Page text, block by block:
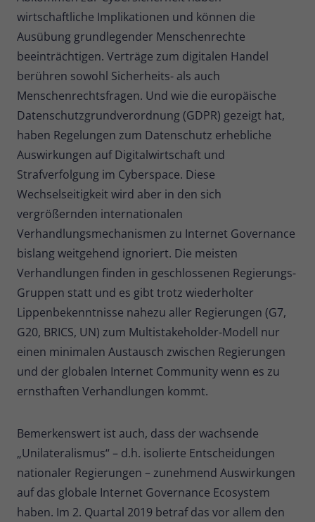
wirtschaftliche Implikationen und können die
Ausübung grundlegender Menschenrechte
beeinträchtigen. Verträge zum digitalen Handel
berühren sowohl Sicherheits- als auch
Menschenrechtsfragen. Und wie die europäische
Datenschutzgrundverordnung (GDPR) gezeigt hat,
haben Regelungen zum Datenschutz erhebliche
Auswirkungen auf Digitalwirtschaft und
Strafverfolgung im Cyberspace. Diese
Wechselseitigkeit wird aber in den sich
vergrößernden internationalen
Verhandlungsmechanismen zu Internet Governance
bislang weitgehend ignoriert. Die meisten
Verhandlungen finden in geschlossenen Regierungs-
Gruppen statt und es gibt trotz wiederholter
Lippenbekenntnisse nahezu aller Regierungen (G7,
G20, BRICS, UN) zum Multistakeholder-Modell nur
einen minimalen Austausch zwischen Regierungen
und der globalen Internet Community wenn es zu
ernsthaften Verhandlungen kommt.
Bemerkenswert ist auch, dass der wachsende
„Unilateralismus“ – d.h. isolierte Entscheidungen
nationaler Regierungen – zunehmend Auswirkungen
auf das globale Internet Governance Ecosystem
haben. Im 2. Quartal 2019 betraf das vor allem den